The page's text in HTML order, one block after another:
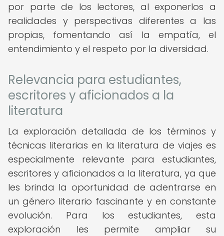
por parte de los lectores, al exponerlos a
realidades y perspectivas diferentes a las
propias, fomentando así la empatía, el
entendimiento y el respeto por la diversidad.
Relevancia para estudiantes,
escritores y aficionados a la
literatura
La exploración detallada de los términos y
técnicas literarias en la literatura de viajes es
especialmente relevante para estudiantes,
escritores y aficionados a la literatura, ya que
les brinda la oportunidad de adentrarse en
un género literario fascinante y en constante
evolución. Para los estudiantes, esta
exploración les permite ampliar su